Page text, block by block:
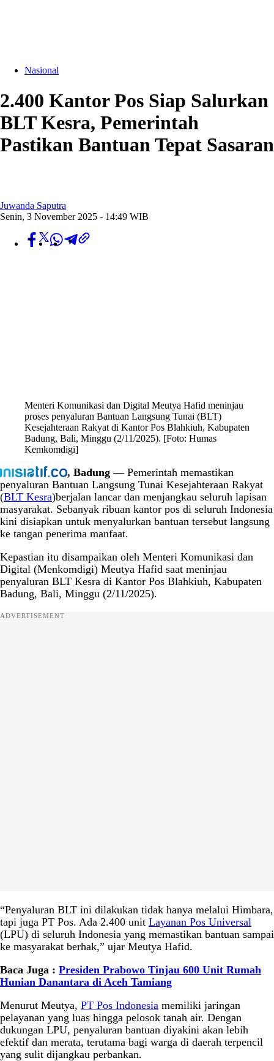
Nasional
2.400 Kantor Pos Siap Salurkan
BLT Kesra, Pemerintah
Pastikan Bantuan Tepat Sasaran
Juwanda Saputra
Senin, 3 November 2025 - 14:49 WIB
Menteri Komunikasi dan Digital Meutya Hafid meninjau
proses penyaluran Bantuan Langsung Tunai (BLT)
Kesejahteraan Rakyat di Kantor Pos Blahkiuh, Kabupaten
Badung, Bali, Minggu (2/11/2025). [Foto: Humas
Kemkomdigi]
, Badung —Pemerintah memastikan
penyaluran Bantuan Langsung Tunai Kesejahteraan Rakyat
(BLT Kesra)berjalan lancar dan menjangkau seluruh lapisan
masyarakat. Sebanyak ribuan kantor pos di seluruh Indonesia
kini disiapkan untuk menyalurkan bantuan tersebut langsung
ke tangan penerima manfaat.
Kepastian itu disampaikan oleh Menteri Komunikasi dan
Digital (Menkomdigi) Meutya Hafid saat meninjau
penyaluran BLT Kesra di Kantor Pos Blahkiuh, Kabupaten
Badung, Bali, Minggu (2/11/2025).
ADVERTISEMENT
“Penyaluran BLT ini dilakukan tidak hanya melalui Himbara,
tapi juga PT Pos. Ada 2.400 unit Layanan Pos Universal
(LPU) di seluruh Indonesia yang memastikan bantuan sampai
ke masyarakat berhak,” ujar Meutya Hafid.
Baca Juga : Presiden Prabowo Tinjau 600 Unit Rumah
Hunian Danantara di Aceh Tamiang
Menurut Meutya, PT Pos Indonesia memiliki jaringan
pelayanan yang luas hingga pelosok tanah air. Dengan
dukungan LPU, penyaluran bantuan diyakini akan lebih
efektif dan merata, terutama bagi warga di daerah terpencil
yang sulit dijangkau perbankan.